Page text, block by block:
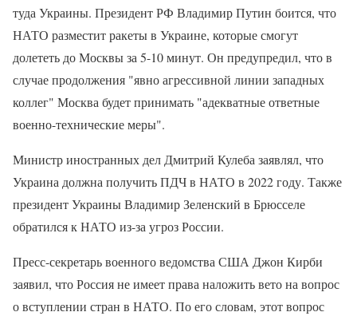
туда Украины. Президент РФ Владимир Путин боится, что
НАТО разместит ракеты в Украине, которые смогут
долететь до Москвы за 5-10 минут. Он предупредил, что в
случае продолжения "явно агрессивной линии западных
коллег" Москва будет принимать "адекватные ответные
военно-технические меры".
Министр иностранных дел Дмитрий Кулеба заявлял, что
Украина должна получить ПДЧ в НАТО в 2022 году. Также
президент Украины Владимир Зеленский в Брюсселе
обратился к НАТО из-за угроз России.
Пресс-секретарь военного ведомства США Джон Кирби
заявил, что Россия не имеет права наложить вето на вопрос
о вступлении стран в НАТО. По его словам, этот вопрос